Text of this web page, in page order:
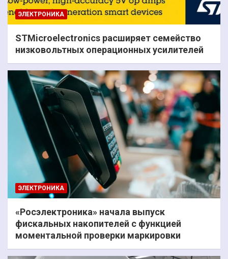
ЭЛЕКТРОНИКА
STMicroelectronics расширяет семейство
низковольтных операционных усилителей
ЭЛЕКТРОНИКА
«Росэлектроника» начала выпуск
фискальных накопителей с функцией
моментальной проверки маркировки